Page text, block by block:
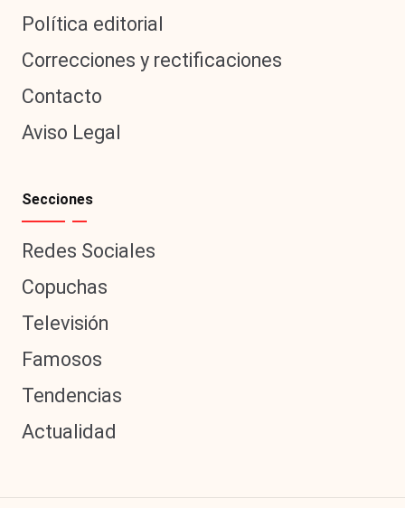
Política editorial
Correcciones y rectificaciones
Contacto
Aviso Legal
Secciones
Redes Sociales
Copuchas
Televisión
Famosos
Tendencias
Actualidad